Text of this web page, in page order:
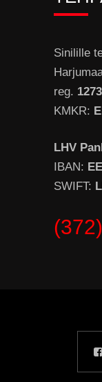
Sinilille
reg.
KMKR:
LHV
IBAN:
SWIFT: